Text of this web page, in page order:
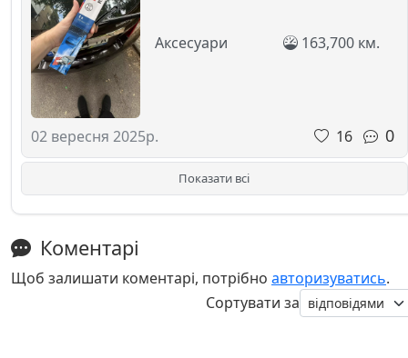
02 вересня 2025р.
Аксесуари 163,700 км.
16 0
Показати всі
Коментарі
Щоб залишати коментарі, потрібно авторизуватись.
Сортувати за